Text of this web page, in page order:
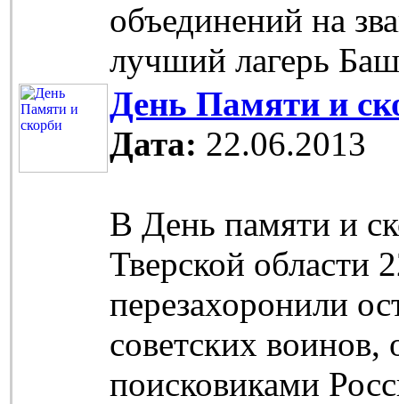
объединений на
лучший лагерь
День Памяти и
Дата: 22.06.2013
В День памяти и
Тверской области
перезахоронили
советских
поисковиками